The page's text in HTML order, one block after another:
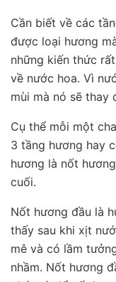
Cần biết về các
được loại hương
những kiến thức
về nước hoa. Vì
mùi mà nó sẽ thay
Cụ thể mỗi một
3 tầng hương hay
hương là nốt
cuối.
Nốt hương đầu là
thấy sau khi xịt
mê và có lầm
nhầm. Nốt hương